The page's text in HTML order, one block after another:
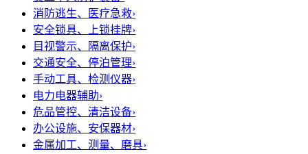
消防逃生、医疗急救›
安全锁具、上锁挂牌›
目视警示、隔离保护›
交通安全、停泊管理›
手动工具、检测仪器›
电力电器辅助›
危品管控、清洁设备›
办公设施、安保器材›
金属加工、测量、磨具›